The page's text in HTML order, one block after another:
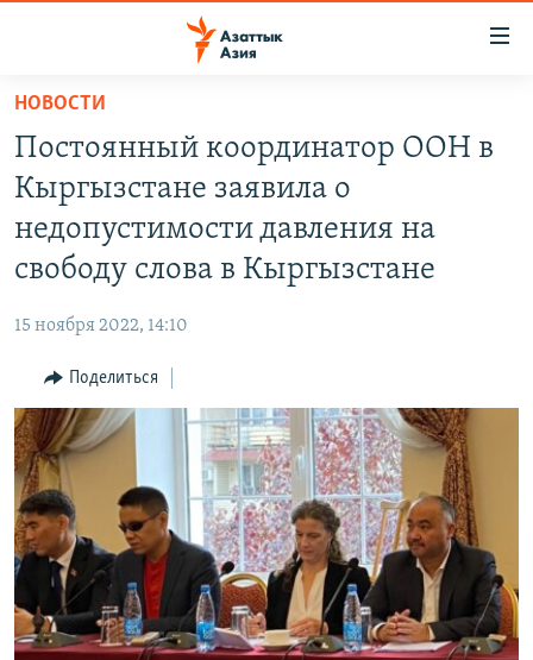
Вернуться
основному
содержанию
Вернутся
главной
Вернутся
поиску
УЗБЕКИСТАН
ВОЙНА В УКРАИНЕ
НА ДРУГИХ ЯЗЫКАХ
КЫРГЫЗЧА
ЎЗБЕКЧА
ТОҶИКӢ
TÜRKMENÇE
ПОДПИШИТЕСЬ НА НАС В СОЦСЕТЯХ
Все сайты РСЕ/РС
НОВОСТИ
Постоянный координатор ООН в
Кыргызстане заявила о
недопустимости давления на
свободу слова в Кыргызстане
15 ноября 2022, 14:10
Поделиться